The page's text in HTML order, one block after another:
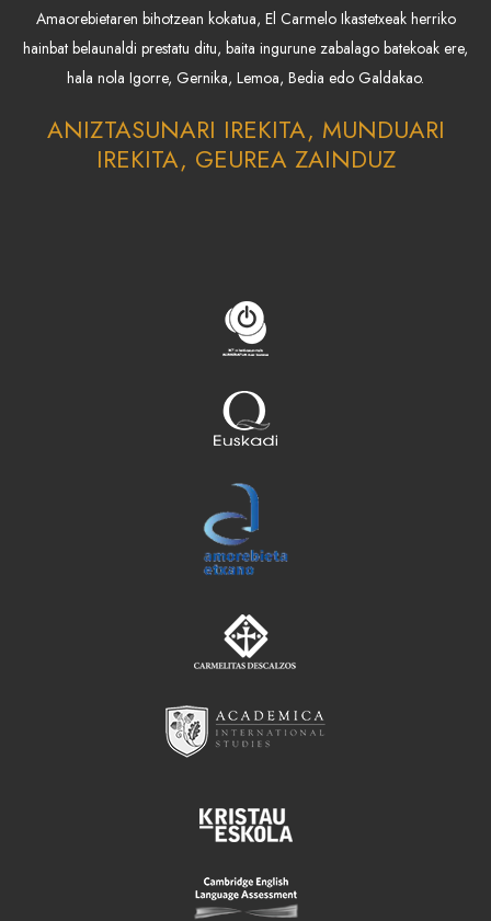
Amaorebietaren bihotzean kokatua, El Carmelo Ikastetxeak herriko
hainbat belaunaldi prestatu ditu, baita ingurune zabalago batekoak ere,
hala nola Igorre, Gernika, Lemoa, Bedia edo Galdakao.
ANIZTASUNARI IREKITA, MUNDUARI
IREKITA, GEUREA ZAINDUZ